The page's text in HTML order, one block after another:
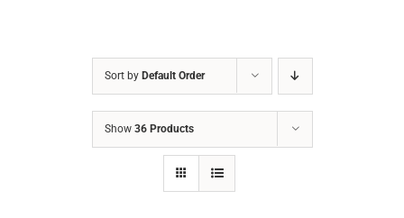
Sort by Default Order
Show 36 Products